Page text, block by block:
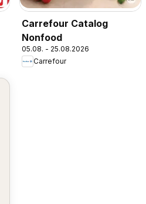
Carrefour Catalog
Nonfood
05.08. - 25.08.2026
Carrefour